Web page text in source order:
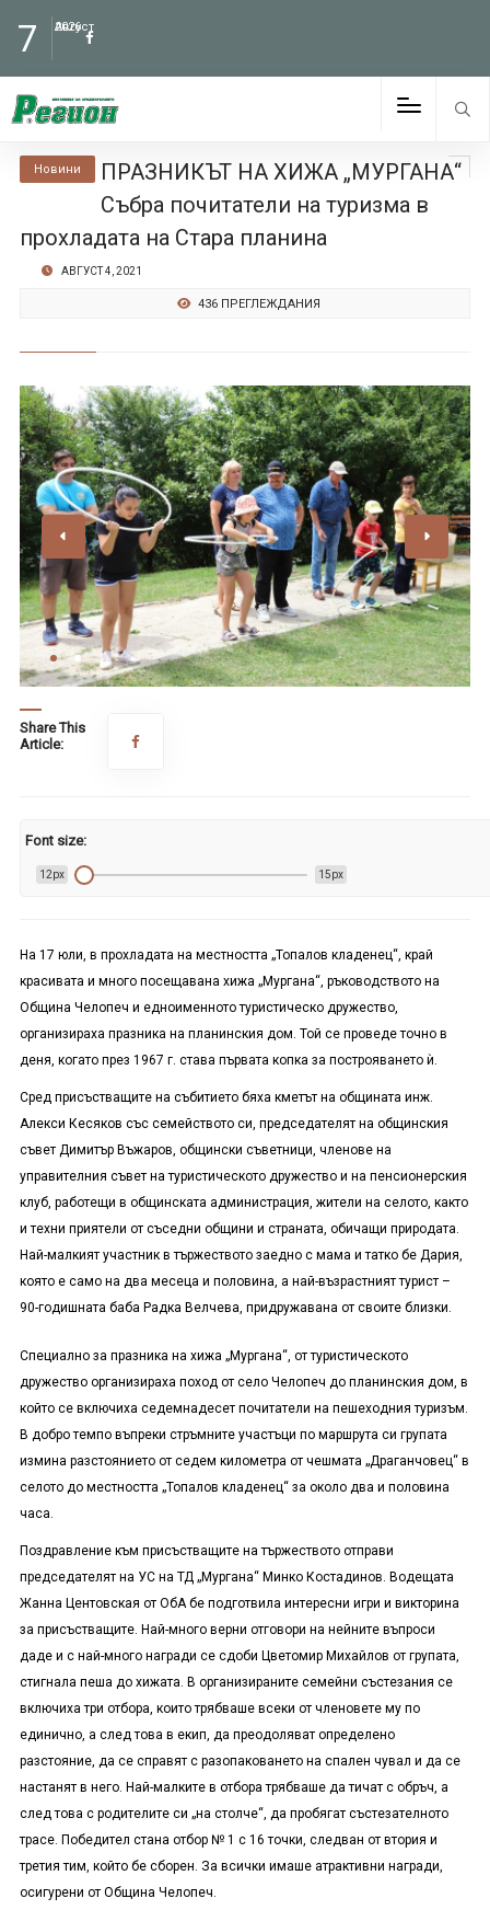
7 Август
2026
Новини
ПРАЗНИКЪТ НА ХИЖА „МУРГАНА“
Събра почитатели на туризма в
прохладата на Стара планина
АВГУСТ 4, 2021
436 ПРЕГЛЕЖДАНИЯ
Share This
Article:
Font size:
12px 15px
На 17 юли, в прохладата на местността „Топалов кладенец“, край
красивата и много посещавана хижа „Мургана“, ръководството на
Община Челопеч и едноименното туристическо дружество,
организираха празника на планинския дом. Той се проведе точно в
деня, когато през 1967 г. става първата копка за построяването ѝ.
Сред присъстващите на събитието бяха кметът на общината инж.
Алекси Кесяков със семейството си, председателят на общинския
съвет Димитър Въжаров, общински съветници, членове на
управителния съвет на туристическото дружество и на пенсионерския
клуб, работещи в общинската администрация, жители на селото, както
и техни приятели от съседни общини и страната, обичащи природата.
Най-малкият участник в тържеството заедно с мама и татко бе Дария,
която е само на два месеца и половина, а най-възрастният турист –
90-годишната баба Радка Велчева, придружавана от своите близки.
Специално за празника на хижа „Мургана“, от туристическото
дружество организираха поход от село Челопеч до планинския дом, в
който се включиха седемнадесет почитатели на пешеходния туризъм.
В добро темпо въпреки стръмните участъци по маршрута си групата
измина разстоянието от седем километра от чешмата „Драганчовец“ в
селото до местността „Топалов кладенец“ за около два и половина
часа.
Поздравление към присъстващите на тържеството отправи
председателят на УС на ТД „Мургана“ Минко Костадинов. Водещата
Жанна Центовская от ОбА бе подготвила интересни игри и викторина
за присъстващите. Най-много верни отговори на нейните въпроси
даде и с най-много награди се сдоби Цветомир Михайлов от групата,
стигнала пеша до хижата. В организираните семейни състезания се
включиха три отбора, които трябваше всеки от членовете му по
единично, а след това в екип, да преодоляват определено
разстояние, да се справят с разопаковането на спален чувал и да се
настанят в него. Най-малките в отбора трябваше да тичат с обръч, а
след това с родителите си „на столче“, да пробягат състезателното
трасе. Победител стана отбор № 1 с 16 точки, следван от втория и
третия тим, който бе сборен. За всички имаше атрактивни награди,
осигурени от Община Челопеч.